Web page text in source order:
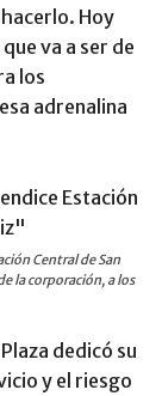
Hoy
va a ser de
los
adrenalina
Central de San
la corporación, a los
dedicó su
y el riesgo